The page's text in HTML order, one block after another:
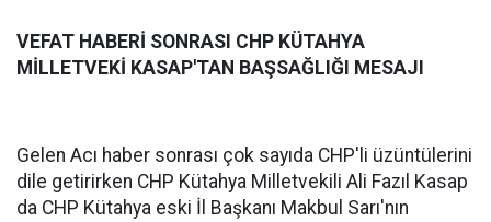
VEFAT HABERİ SONRASI CHP KÜTAHYA
MİLLETVEKİ KASAP'TAN BAŞSAĞLIĞI MESAJI
Gelen Acı haber sonrası çok sayıda CHP'li üzüntülerini
dile getirirken CHP Kütahya Milletvekili Ali Fazıl Kasap
da CHP Kütahya eski İl Başkanı Makbul Sarı'nın